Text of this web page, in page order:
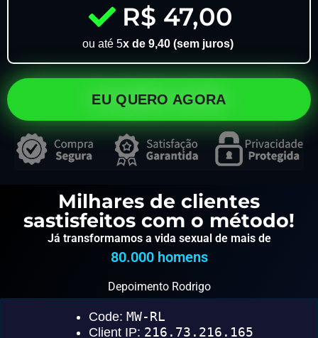
R$ 47,00
ou até 5x de 9,40 (sem juros)
EU QUERO AGORA
Milhares de clientes
sastisfeitos com o método!
Já transformamos a vida sexual de mais de
80.000 homens
Depoimento Rodrigo